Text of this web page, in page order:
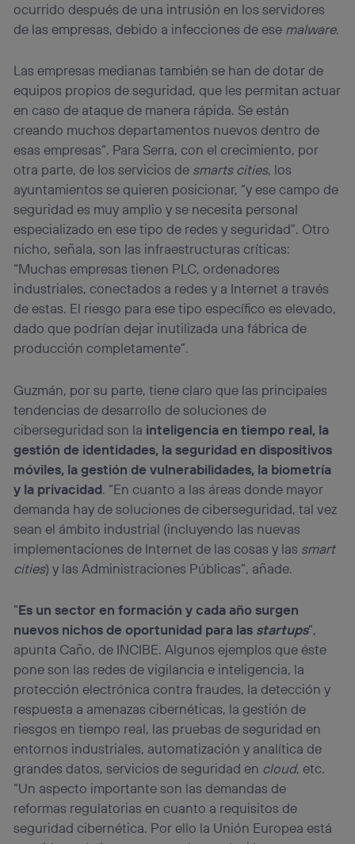
ocurrido después de una intrusión en los servidores
de las empresas, debido a infecciones de ese malware.
Las empresas medianas también se han de dotar de
equipos propios de seguridad, que les permitan actuar
en caso de ataque de manera rápida. Se están
creando muchos departamentos nuevos dentro de
esas empresas”. Para Serra, con el crecimiento, por
otra parte, de los servicios de smarts cities, los
ayuntamientos se quieren posicionar, “y ese campo de
seguridad es muy amplio y se necesita personal
especializado en ese tipo de redes y seguridad”. Otro
nicho, señala, son las infraestructuras críticas:
“Muchas empresas tienen PLC, ordenadores
industriales, conectados a redes y a Internet a través
de estas. El riesgo para ese tipo específico es elevado,
dado que podrían dejar inutilizada una fábrica de
producción completamente”.
Guzmán, por su parte, tiene claro que las principales
tendencias de desarrollo de soluciones de
ciberseguridad son la inteligencia en tiempo real, la
gestión de identidades, la seguridad en dispositivos
móviles, la gestión de vulnerabilidades, la biometría
y la privacidad. “En cuanto a las áreas donde mayor
demanda hay de soluciones de ciberseguridad, tal vez
sean el ámbito industrial (incluyendo las nuevas
implementaciones de Internet de las cosas y las smart
cities) y las Administraciones Públicas”, añade.
“Es un sector en formación y cada año surgen
nuevos nichos de oportunidad para las startups”,
apunta Caño, de INCIBE. Algunos ejemplos que éste
pone son las redes de vigilancia e inteligencia, la
protección electrónica contra fraudes, la detección y
respuesta a amenazas cibernéticas, la gestión de
riesgos en tiempo real, las pruebas de seguridad en
entornos industriales, automatización y analítica de
grandes datos, servicios de seguridad en cloud, etc.
“Un aspecto importante son las demandas de
reformas regulatorias en cuanto a requisitos de
seguridad cibernética. Por ello la Unión Europea está